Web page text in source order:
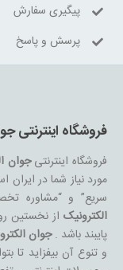
پیگیری سفارش
پرسش و پاسخ
فروشگاه اینترنتی
فروشگاه اینترنتیجوان
مورد نیاز شما در ایران
سریع” و “مشاوره
الکترونیکاز نخستین
پایبند باشد .جوان
و تنوع آن بیفزاید تا